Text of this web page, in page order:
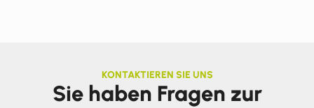
KONTAKTIEREN SIE UNS
Sie haben Fragen zur